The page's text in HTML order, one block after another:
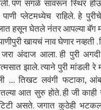
पण सगळे सावरून स्थिर
पाणी प्लेटमध्येच राहिले. हे
हसून घेतले नंतर आपल्या बॅग
खायचं नाव घेणार नव्हती
अंदाज आला. ही पुरी
झाले. त्याने पुरी मांडली
.... तिखट लवंगी
आत सुरु होते. ही जी काही
असते. जगात कुठेही